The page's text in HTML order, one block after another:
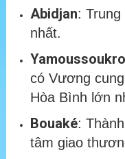
Abidjan:
nhất.
Yamoussoukro
có Vương
Hòa Bình lớn
Bouaké:
tâm giao